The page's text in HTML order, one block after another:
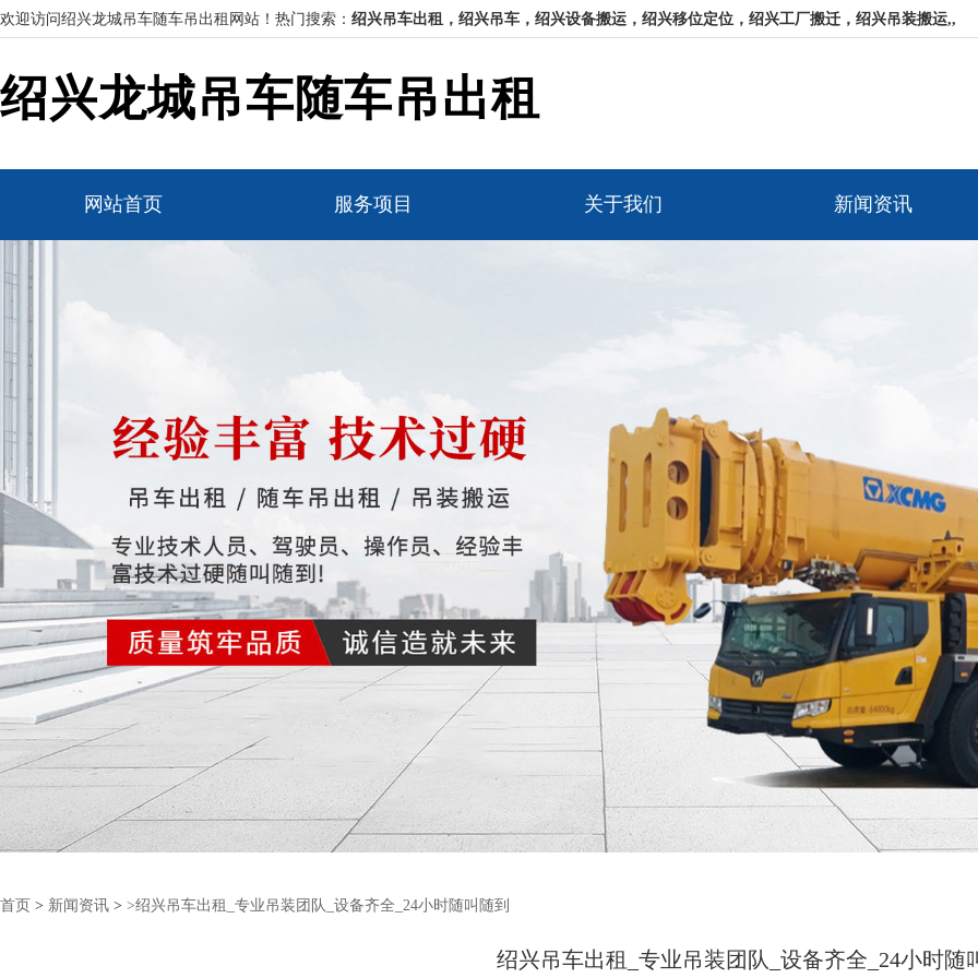
欢迎访问绍兴龙城吊车随车吊出租网站！ 热门搜索： 绍兴吊车出租，绍兴吊车，绍兴设备搬运，绍兴移位定位，绍兴工厂搬迁，绍兴吊装搬运,,
绍兴龙城吊车随车吊出租
网站首页 服务项目 关于我们 新闻资讯
首页 > 新闻资讯 > >绍兴吊车出租_专业吊装团队_设备齐全_24小时随叫随到
绍兴吊车出租_专业吊装团队_设备齐全_24小时随